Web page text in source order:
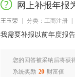
网上补报年报
王玉荣 分类：工商注册
我需要补报以前年度报
您的回答被采纳后将获
系统奖励 20 财富值